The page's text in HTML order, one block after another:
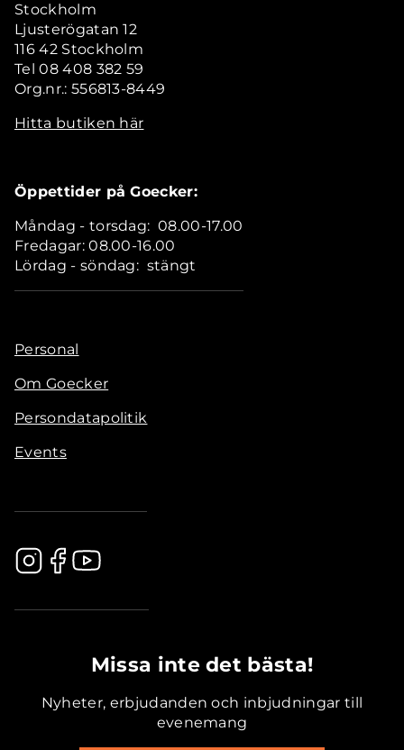
Stockholm
Ljusterögatan 12
116 42 Stockholm
Tel 08 408 382 59
Org.nr.: 556813-8449
Hitta butiken här
Öppettider på Goecker:
Måndag - torsdag: 08.00-17.00
Fredagar: 08.00-16.00
Lördag - söndag: stängt
Personal
Om Goecker
Persondatapolitik
Events
Missa inte det bästa!
Nyheter, erbjudanden och inbjudningar till
evenemang